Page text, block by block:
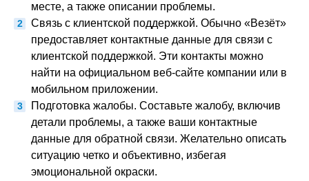
месте, а также описании проблемы.
Связь с клиентской поддержкой. Обычно «Везёт»
предоставляет контактные данные для связи с
клиентской поддержкой. Эти контакты можно
найти на официальном веб-сайте компании или в
мобильном приложении.
Подготовка жалобы. Составьте жалобу, включив
детали проблемы, а также ваши контактные
данные для обратной связи. Желательно описать
ситуацию четко и объективно, избегая
эмоциональной окраски.